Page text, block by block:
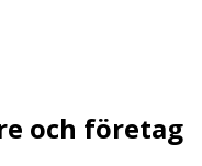
och företag